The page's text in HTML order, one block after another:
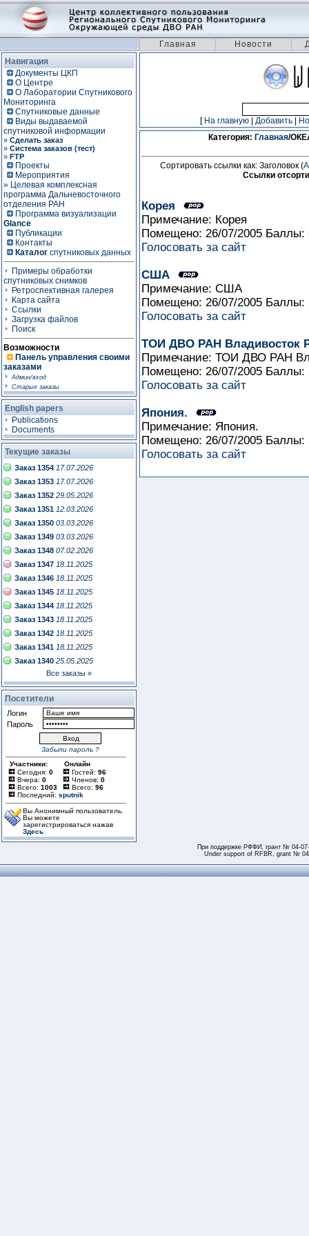
Главная Новости
Навигация
Документы ЦКП
О Центре
О Лаборатории Спутникового
Мониторинга
Спутниковые данные
Виды выдаваемой
спутниковой информации
» Сделать заказ
» Система заказов (тест)
» FTP
Проекты
Мероприятия
» Целевая комплексная
программа Дальневосточного
отделения РАН
Программа визуализации
Glance
Публикации
Контакты
Каталог спутниковых данных
Примеры обработки
спутниковых снимков
Ретроспективная галерея
Карта сайта
Ссылки
Загрузка файлов
Поиск
Возможности
Панель управления своими
заказами
Админ/вход
Старые заказы
English papers
Publications
Documents
Текущие заказы
Заказ 1354 17.07.2026
Заказ 1353 17.07.2026
Заказ 1352 29.05.2026
Заказ 1351 12.03.2026
Заказ 1350 03.03.2026
Заказ 1349 03.03.2026
Заказ 1348 07.02.2026
Заказ 1347 18.11.2025
Заказ 1346 18.11.2025
Заказ 1345 18.11.2025
Заказ 1344 18.11.2025
Заказ 1343 18.11.2025
Заказ 1342 18.11.2025
Заказ 1341 18.11.2025
Заказ 1340 25.05.2025
Все заказы »
Посетители
Логин
Пароль
Забыли пароль ?
Участники:
Сегодня: 0
Вчера: 0
Всего: 1003
Онлайн
Гостей: 96
Членов: 0
Всего: 96
Последний: sputnik
Вы Анонимный пользователь.
Вы можете
зарегистрироваться нажав
Здесь
[ На главную Добавить
Категория: Главная/
Сортировать ссылки как: Заголовок (A
Ссылки
Корея
Примечание: Корея
Помещено: 26/07/2005 Баллы:
Голосовать за сайт
США
Примечание: США
Помещено: 26/07/2005 Баллы:
Голосовать за сайт
ТОИ ДВО РАН Владивосток
Примечание: ТОИ ДВО РАН
Помещено: 26/07/2005 Баллы:
Голосовать за сайт
Япония.
Примечание: Япония.
Помещено: 26/07/2005 Баллы:
Голосовать за сайт
При поддержке РФФИ, грант № 04-
Under support of RFBR, grant №